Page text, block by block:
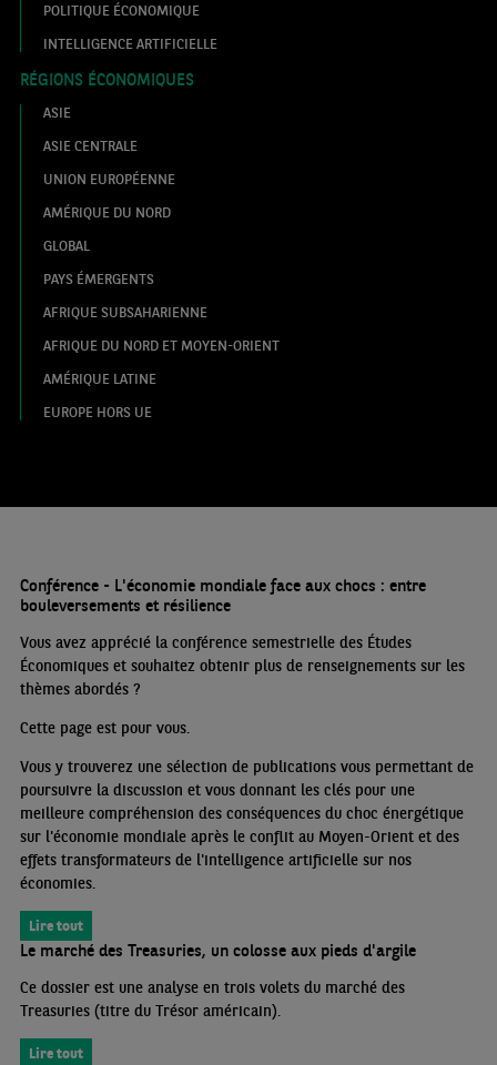
POLITIQUE ÉCONOMIQUE
INTELLIGENCE ARTIFICIELLE
RÉGIONS ÉCONOMIQUES
ASIE
ASIE CENTRALE
UNION EUROPÉENNE
AMÉRIQUE DU NORD
GLOBAL
PAYS ÉMERGENTS
AFRIQUE SUBSAHARIENNE
AFRIQUE DU NORD ET MOYEN-ORIENT
AMÉRIQUE LATINE
EUROPE HORS UE
Conférence - L'économie mondiale face aux chocs : entre
bouleversements et résilience
Vous avez apprécié la conférence semestrielle des Études
Économiques et souhaitez obtenir plus de renseignements sur les
thèmes abordés?
Cette page est pour vous.
Vous y trouverez une sélection de publications vous permettant de
poursuivre la discussion et vous donnant les clés pour une
meilleure compréhension des conséquences du choc énergétique
sur l'économie mondiale après le conflit au Moyen-Orient et des
effets transformateurs de l'intelligence artificielle sur nos
économies.
Lire tout
Le marché des Treasuries, un colosse aux pieds d'argile
Ce dossier est une analyse en trois volets du marché des
Treasuries (titre du Trésor américain).
Lire tout